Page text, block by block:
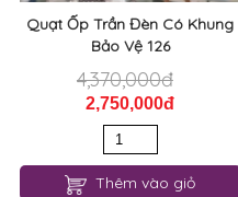
Quạt Ốp Trần Đèn Có Khung
Bảo Vệ 126
4,370,000đ
2,750,000đ
Thêm vào giỏ